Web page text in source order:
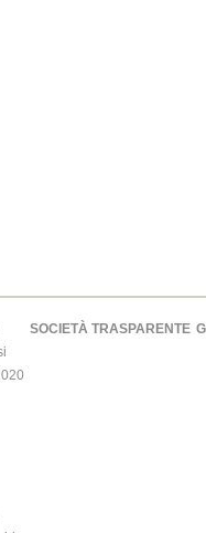
SOCIETÀ TRASPARENTE